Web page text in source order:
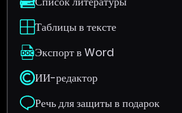
Таблицы в тексте
Экспорт в Word
ИИ-редактор
Речь для защиты в подарок